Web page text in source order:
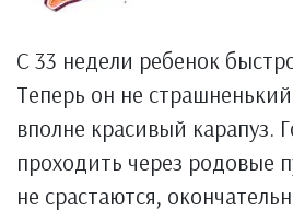
С 33 недели ребенок
Теперь он не
вполне красивый карапуз.
проходить через родовые
не срастаются,